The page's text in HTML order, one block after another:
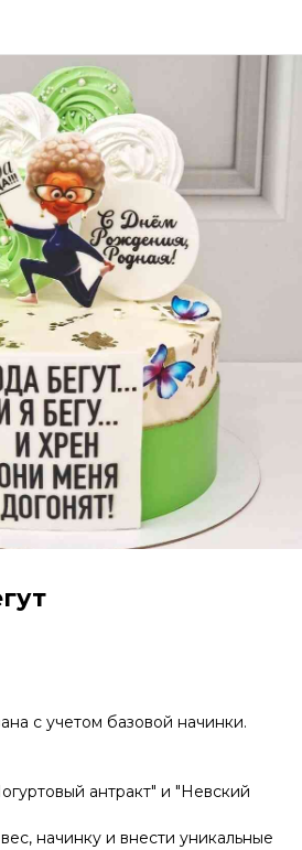
с учетом базовой начинки.
антракт" и "Невский
начинку и внести уникальные